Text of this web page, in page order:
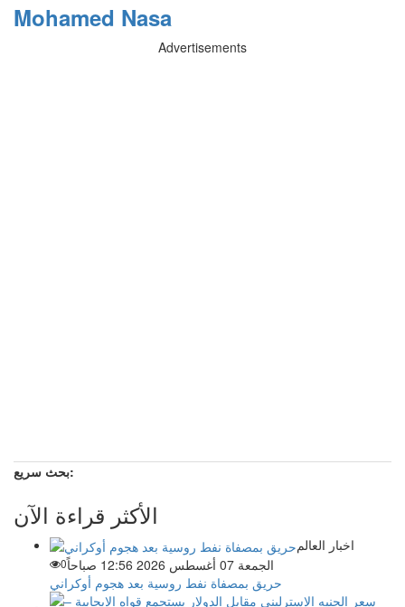
Mohamed Nasa
Advertisements
بحث سريع:
الأكثر قراءة الآن
اخبار العالم
الجمعة 07 أغسطس 2026 12:56 صباحاً
0
حريق بمصفاة نفط روسية بعد هجوم أوكراني